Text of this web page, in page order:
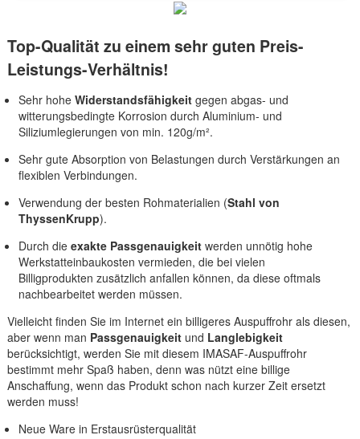
Top-Qualität zu einem sehr guten Preis-
Leistungs-Verhältnis!
Sehr hohe Widerstandsfähigkeit gegen abgas- und
witterungsbedingte Korrosion durch Aluminium- und
Siliziumlegierungen von min. 120g/m².
Sehr gute Absorption von Belastungen durch Verstärkungen an
flexiblen Verbindungen.
Verwendung der besten Rohmaterialien (Stahl von
ThyssenKrupp).
Durch dieexakte Passgenauigkeitwerden unnötig hohe
Werkstatteinbaukosten vermieden, die bei vielen
Billigprodukten zusätzlich anfallen können, da diese oftmals
nachbearbeitet werden müssen.
Vielleicht finden Sie im Internet ein billigeres Auspuffrohr als diesen,
aber wenn man Passgenauigkeit und Langlebigkeit
berücksichtigt, werden Sie mit diesem IMASAF-Auspuffrohr
bestimmt mehr Spaß haben, denn was nützt eine billige
Anschaffung, wenn das Produkt schon nach kurzer Zeit ersetzt
werden muss!
Neue Ware in Erstausrüsterqualität